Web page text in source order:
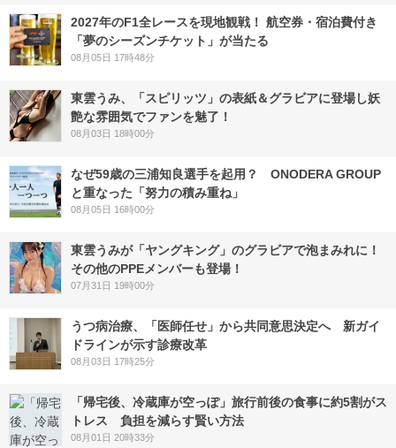
2027年のF1全レースを現地観戦！ 航空券・宿泊費付き
「夢のシーズンチケット」が当たる
08月05日 17時48分
東雲うみ、「スピリッツ」の表紙＆グラビアに登場し妖
艶な雰囲気でファンを魅了！
08月03日 18時00分
なぜ59歳の三浦知良選手を起用？ ONODERA GROUP
と重なった「努力の積み重ね」
08月05日 16時00分
東雲うみが「ヤングキング」のグラビアで泡まみれに！
その他のPPEメンバーも登場！
07月31日 19時00分
うつ病治療、「医師任せ」から共同意思決定へ 新ガイ
ドラインが示す診療改革
08月03日 17時25分
「帰宅後、冷蔵庫が空っぽ」旅行前後の食事に約5割がス
トレス 負担を減らす賢い方法
08月01日 20時33分